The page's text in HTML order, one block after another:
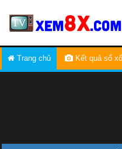
Trang chủ Kết quả sổ xố